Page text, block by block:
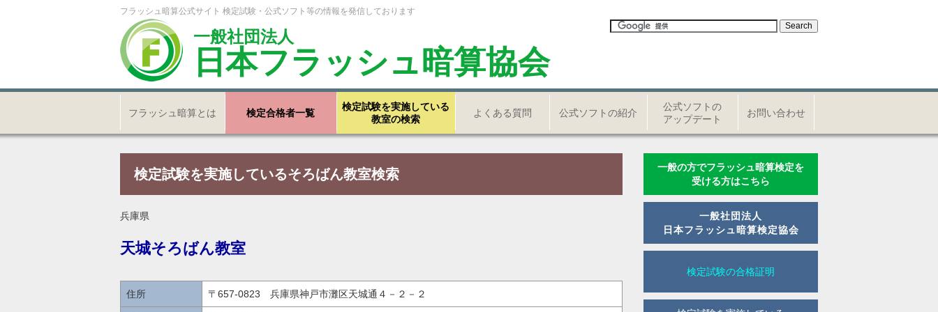
フラッシュ暗算公式サイト 検定試験・公式ソフト等の情報を発信しております
一般社団法人
日本フラッシュ暗算協会
フラッシュ暗算とは 検定合格者一覧
検定試験を実施している
教室の検索
よくある質問 公式ソフトの紹介
公式ソフトの
アップデート
お問い合わせ
検定試験を実施しているそろばん教室検索
兵庫県
天城そろばん教室
住所 〒657-0823 兵庫県神戸市灘区天城通４－２－２
一般の方でフラッシュ暗算検定を
受ける方はこちら
一般社団法人
日本フラッシュ暗算検定協会
検定試験の合格証明